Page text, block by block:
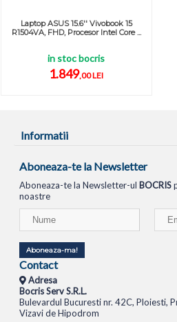
Laptop ASUS 15.6'' Vivobook 15
R1504VA, FHD, Procesor Intel Core ...
in stoc bocris
1.849,00 LEI
Informatii
Aboneaza-te la Newsletter
Aboneaza-te la Newsletter-ul BOCRIS
noastre
Aboneaza-ma!
Contact
Adresa
Bocris Serv S.R.L.
Bulevardul Bucuresti nr. 42C, Ploiesti,
Vizavi de Hipodrom